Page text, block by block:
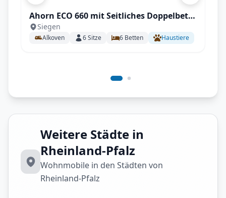
Ahorn ECO 660 mit Seitliches Doppelbett
längs (SB)
Siegen
Alkoven 6Sitze 6 Betten Haustiere
Weitere Städte in
Rheinland-Pfalz
Wohnmobile in den Städten von
Rheinland-Pfalz